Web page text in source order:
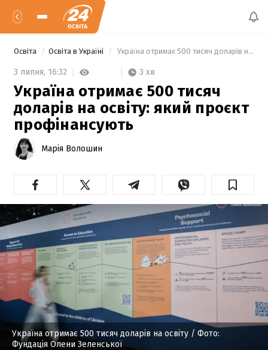
Освіта Освіта в Україні Україна отримає 500 тисяч доларів на освіту: який проєкт профінансують
3 липня, 16:32 3 хв
Україна отримає 500 тисяч
доларів на освіту: який проєкт
профінансують
Марія Волошин
Україна отримає 500 тисяч доларів на освіту / Фото:
Фундація Олени Зеленської